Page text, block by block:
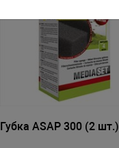
Губка ASAP 300 (2 шт.)